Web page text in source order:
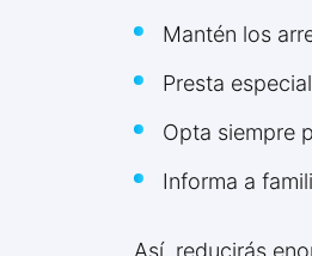
Mantén los
Presta
Opta siempre
Informa a
Así, reducirás